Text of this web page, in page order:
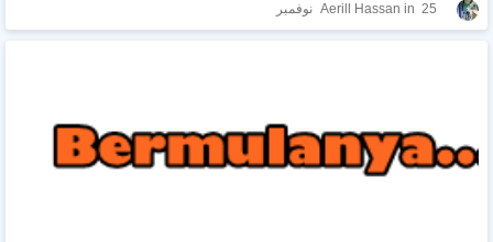
Aerill Hassan 25 نوفمبر